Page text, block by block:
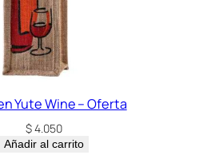
Yute Wine – Oferta
$4.050
Añadir al carrito